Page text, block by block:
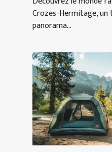
Crozes-Hermitage, un
panorama...